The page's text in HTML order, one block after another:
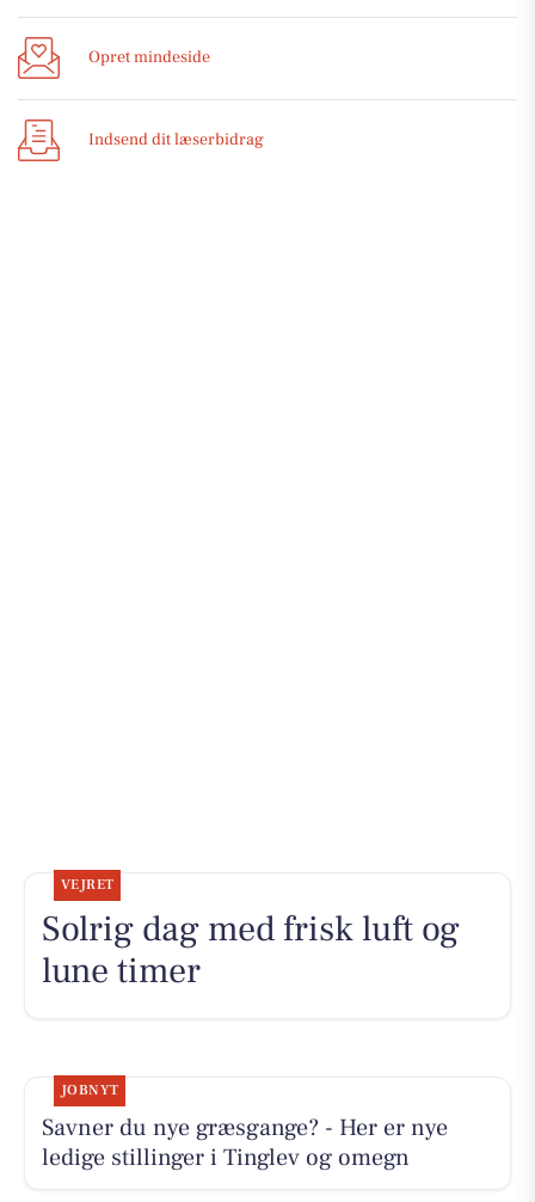
Opret mindeside
Indsend dit læserbidrag
VEJRET
Solrig dag med frisk luft og
lune timer
JOBNYT
Savner du nye græsgange? - Her er nye
ledige stillinger i Tinglev og omegn